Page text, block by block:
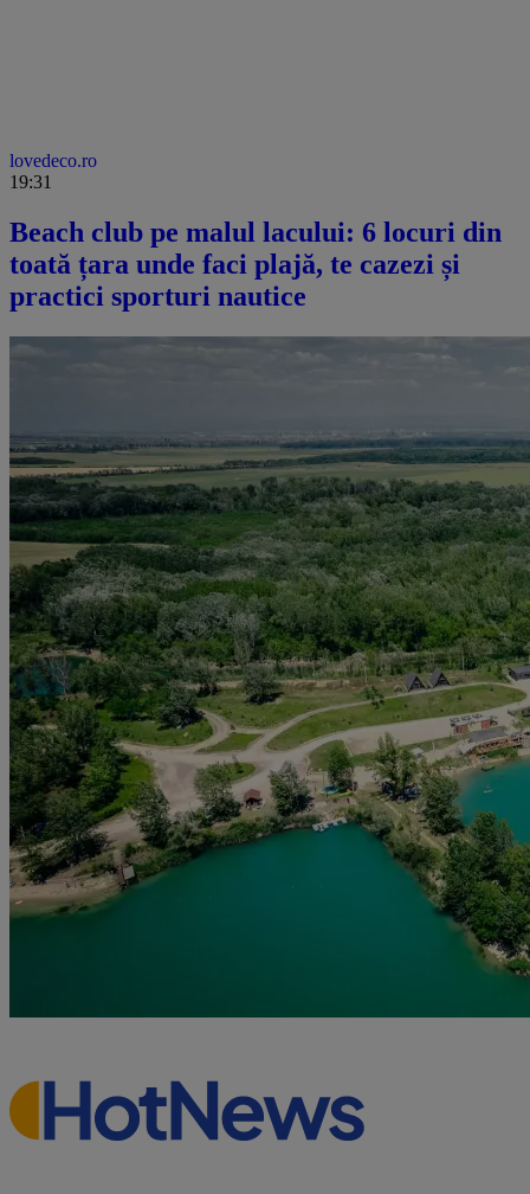
lovedeco.ro
19:31
Beach club pe malul lacului: 6 locuri din
toată țara unde faci plajă, te cazezi și
practici sporturi nautice